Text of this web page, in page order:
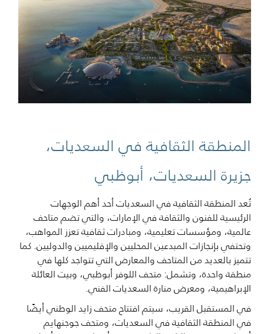
المنطقة الثقافية في السعديات،
جزيرة السعديات، أبوظبي
تُعد المنطقة الثقافية في السعديات أحد أهم الوجهات
الرئيسية للفنون والثقافة في الإمارات، والتي تضم متاحف
عالمية، ومؤسسات تعليمية، ومبادرات ثقافية تعزز المواهب،
وتحتفي بإنجازات المبدعين المحليين والإقليميين والدوليين. كما
تتميز بالعديد من المتاحف والمعارض التي تتواجد كلها في
منطقة واحدة، وتشمل: متحف اللوفر أبوظبي، وبيت العائلة
الإبراهيمية، ومعرض منارة السعديات الفني.
في المستقبل القريب، سيتم افتتاح متحف زايد الوطني أيضًا
في المنطقة الثقافية في السعديات، ومتحف جوجنهايم